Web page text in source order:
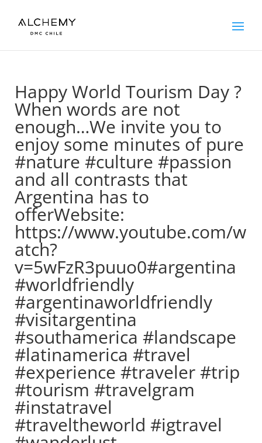
Happy World Tourism Day ?
When words are not
enough…We invite you to
enjoy some minutes of pure
#nature #culture #passion
and all contrasts that
Argentina has to
offerWebsite:
https://www.youtube.com/w
atch?
v=5wFzR3puuo0#argentina
#worldfriendly
#argentinaworldfriendly
#visitargentina
#southamerica #landscape
#latinamerica #travel
#experience #traveler #trip
#tourism #travelgram
#instatravel
#traveltheworld #igtravel